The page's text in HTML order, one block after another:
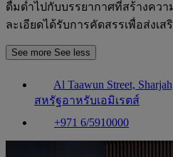
ดื่มด่ำไปกับบรรยากาศที่สร้างควา
ละเอียดได้รับการคัดสรรเพื่อส่งเ
See more See less
Al Taawun Street,
สหรัฐอาหรับเอมิเรตส์
+971 6/5910000